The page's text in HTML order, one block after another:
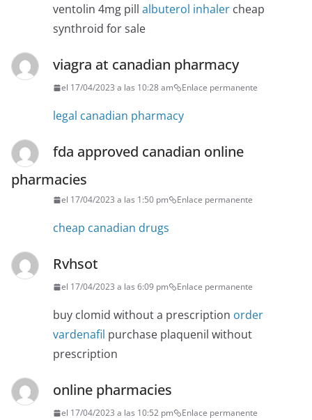
ventolin 4mg pill albuterol inhaler cheap
synthroid for sale
viagra at canadian pharmacy
el 17/04/2023 a las 10:28 am Enlace permanente
legal canadian pharmacy
fda approved canadian online
pharmacies
el 17/04/2023 a las 1:50 pm Enlace permanente
cheap canadian drugs
Rvhsot
el 17/04/2023 a las 6:09 pm Enlace permanente
buy clomid without a prescription order
vardenafil purchase plaquenil without
prescription
online pharmacies
el 17/04/2023 a las 10:52 pm Enlace permanente